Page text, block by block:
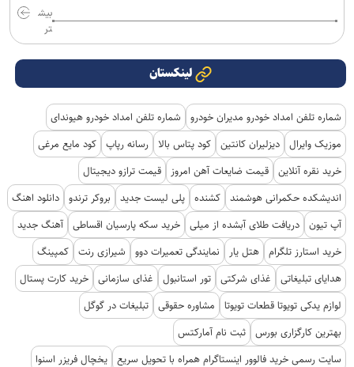
بیش
تر
لینکستان
شماره تلفن امداد خودرو مدیران خودرو
شماره تلفن امداد خودرو هیوندای
موزیک وایرال دیزلیران کانتین کود پتاس بالا رسانه رپاپ کود مایع مرغی
خرید نقره آنلاین قیمت ضایعات آهن امروز
قیمت ترازو دیجیتال
اندیشکده حکمرانی هوشمند کشنده پلی لیست جدید بروکر ترندو دانلود اهنگ
آپ تیون دریافت طلای آبشده از میلی خرید سکه پارسیان اقساطی آهنگ جدید
خرید استارز تلگرام هتل یار نمایندگی تعمیرات دوو شیرازی رنت کمپینگ
هدایای تبلیغاتی
غذای شرکتی تور استانبول غذای سازمانی خرید کارت پستال
لوازم یدکی تویوتا قطعات تویوتا
مشاوره حقوقی تبلیغات در گوگل
بهترین کارگزاری بورس ثبت نام آمارکتس
سایت رسمی خرید فالوور اینستاگرام همراه با تحویل سریع یخچال فریزر اسنوا